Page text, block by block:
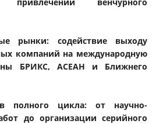
рынки: содействие выходу
компаний на международную
БРИКС, АСЕАН и Ближнего
полного цикла: от научно-
до организации серийного